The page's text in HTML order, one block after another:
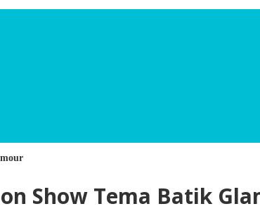
Show Tema Batik